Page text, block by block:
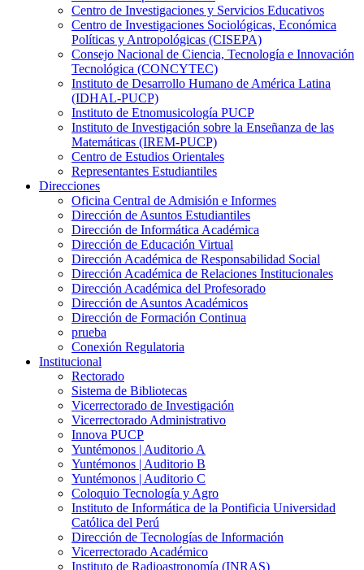
Centro de Investigaciones y Servicios Educativos
Centro de Investigaciones Sociológicas, Económica
Políticas y Antropológicas (CISEPA)
Consejo Nacional de Ciencia, Tecnología e Innovación
Tecnológica (CONCYTEC)
Instituto de Desarrollo Humano de América Latina
(IDHAL-PUCP)
Instituto de Etnomusicología PUCP
Instituto de Investigación sobre la Enseñanza de las
Matemáticas (IREM-PUCP)
Centro de Estudios Orientales
Representantes Estudiantiles
Direcciones
Oficina Central de Admisión e Informes
Dirección de Asuntos Estudiantiles
Dirección de Informática Académica
Dirección de Educación Virtual
Dirección Académica de Responsabilidad Social
Dirección Académica de Relaciones Institucionales
Dirección Académica del Profesorado
Dirección de Asuntos Académicos
Dirección de Formación Continua
prueba
Conexión Regulatoria
Institucional
Rectorado
Sistema de Bibliotecas
Vicerrectorado de Investigación
Vicerrectorado Administrativo
Innova PUCP
Yuntémonos | Auditorio A
Yuntémonos | Auditorio B
Yuntémonos | Auditorio C
Coloquio Tecnología y Agro
Instituto de Informática de la Pontificia Universidad
Católica del Perú
Dirección de Tecnologías de Información
Vicerrectorado Académico
Instituto de Radioastronomía (INRAS)